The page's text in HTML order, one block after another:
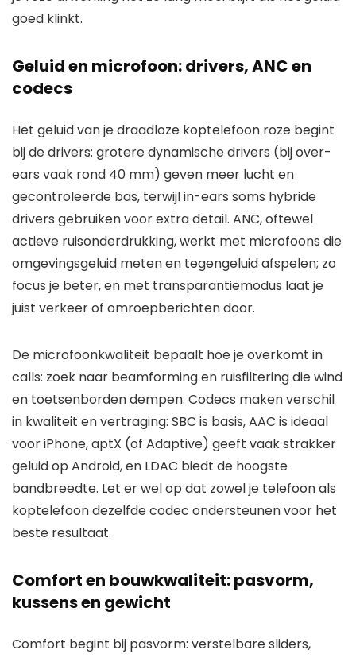
goed klinkt.
Geluid en microfoon: drivers, ANC en
codecs
Het geluid van je draadloze koptelefoon roze begint
bij de drivers: grotere dynamische drivers (bij over-
ears vaak rond 40 mm) geven meer lucht en
gecontroleerde bas, terwijl in-ears soms hybride
drivers gebruiken voor extra detail. ANC, oftewel
actieve ruisonderdrukking, werkt met microfoons die
omgevingsgeluid meten en tegengeluid afspelen; zo
focus je beter, en met transparantiemodus laat je
juist verkeer of omroepberichten door.
De microfoonkwaliteit bepaalt hoe je overkomt in
calls: zoek naar beamforming en ruisfiltering die wind
en toetsenborden dempen. Codecs maken verschil
in kwaliteit en vertraging: SBC is basis, AAC is ideaal
voor iPhone, aptX (of Adaptive) geeft vaak strakker
geluid op Android, en LDAC biedt de hoogste
bandbreedte. Let er wel op dat zowel je telefoon als
koptelefoon dezelfde codec ondersteunen voor het
beste resultaat.
Comfort en bouwkwaliteit: pasvorm,
kussens en gewicht
Comfort begint bij pasvorm: verstelbare sliders,